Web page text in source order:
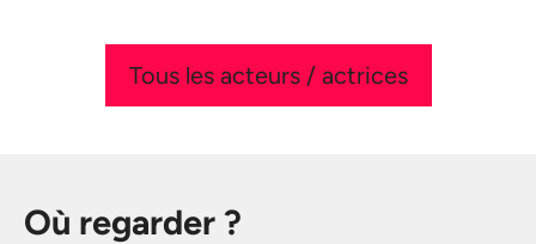
Tous les acteurs / actrices
Où regarder ?